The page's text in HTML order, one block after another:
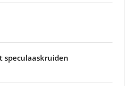
speculaaskruiden